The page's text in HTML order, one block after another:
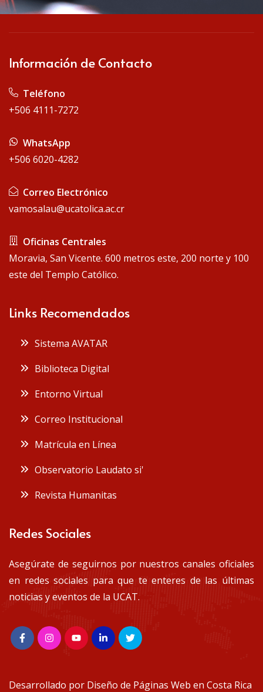
Información de Contacto
Teléfono
+506 4111-7272
WhatsApp
+506 6020-4282
Correo Electrónico
vamosalau@ucatolica.ac.cr
Oficinas Centrales
Moravia, San Vicente. 600 metros este, 200 norte y 100
este del Templo Católico.
Links Recomendados
Sistema AVATAR
Biblioteca Digital
Entorno Virtual
Correo Institucional
Matrícula en Línea
Observatorio Laudato si'
Revista Humanitas
Redes Sociales
Asegúrate de seguirnos por nuestros canales oficiales
en redes sociales para que te enteres de las últimas
noticias y eventos de la UCAT.
Desarrollado por Diseño de Páginas Web en Costa Rica